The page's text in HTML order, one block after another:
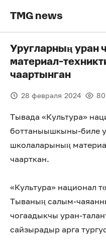
TMG news
Уругларның уран
материал-
чаартынган
28 февраля 2024 80
Тывада «Культура»
боттаныышкыны-биле
школаларының
чаарткан.
«Культура» национал
Тываның салым-
чогаадыкчы уран-
сайзырадыр арга